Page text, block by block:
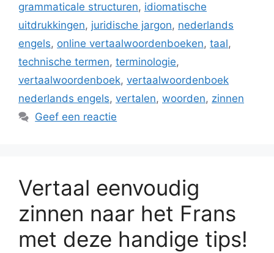
grammaticale structuren, idiomatische
uitdrukkingen, juridische jargon, nederlands
engels, online vertaalwoordenboeken, taal,
technische termen, terminologie,
vertaalwoordenboek, vertaalwoordenboek
nederlands engels, vertalen, woorden, zinnen
Geef een reactie
Vertaal eenvoudig
zinnen naar het Frans
met deze handige tips!